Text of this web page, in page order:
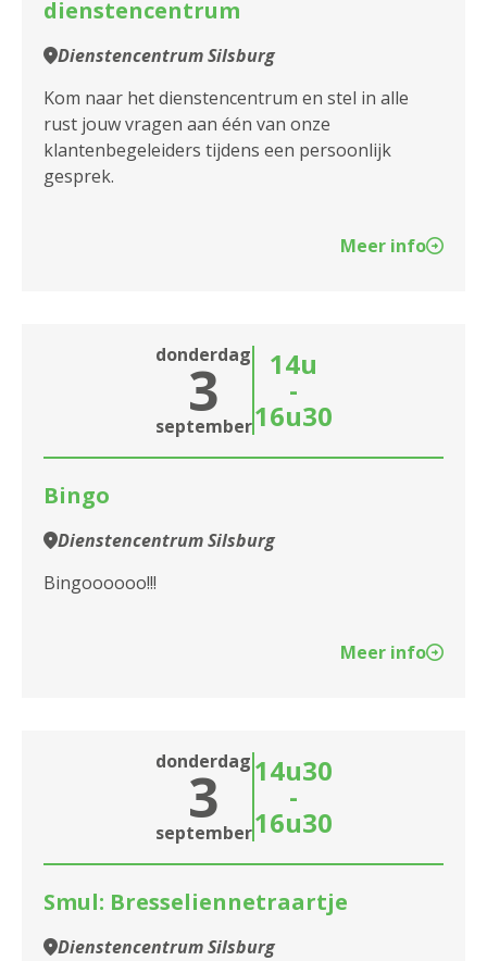
dienstencentrum
Dienstencentrum Silsburg
Kom naar het dienstencentrum en stel in alle
rust jouw vragen aan één van onze
klantenbegeleiders tijdens een persoonlijk
gesprek.
Meer info
donderdag
3
september
14u
-
16u30
Bingo
Dienstencentrum Silsburg
Bingoooooo!!!
Meer info
donderdag
3
september
14u30
-
16u30
Smul: Bresseliennetraartje
Dienstencentrum Silsburg